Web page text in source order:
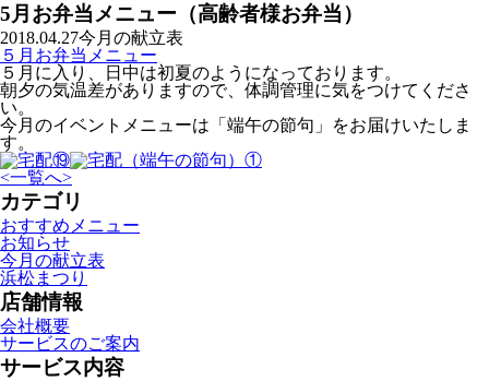
5月お弁当メニュー（高齢者様お弁当）
2018.04.27今月の献立表
５月お弁当メニュー
５月に入り、日中は初夏のようになっております。
朝夕の気温差がありますので、体調管理に気をつけてくださ
い。
今月のイベントメニューは「端午の節句」をお届けいたしま
す。
<一覧へ>
カテゴリ
おすすめメニュー
お知らせ
今月の献立表
浜松まつり
店舗情報
会社概要
サービスのご案内
サービス内容